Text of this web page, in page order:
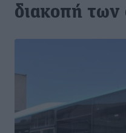
διακοπή των